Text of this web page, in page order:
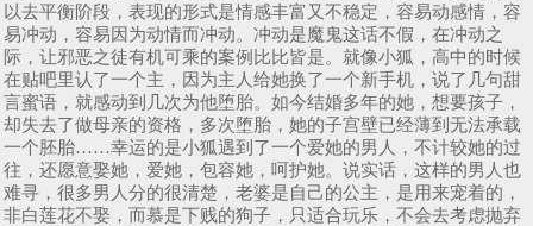
以去平衡阶段，表现的形式是情感丰富又不稳定，容易动感情，容
易冲动，容易因为动情而冲动。冲动是魔鬼这话不假，在冲动之
际，让邪恶之徒有机可乘的案例比比皆是。就像小狐，高中的时候
在贴吧里认了一个主，因为主人给她换了一个新手机，说了几句甜
言蜜语，就感动到几次为他堕胎。如今结婚多年的她，想要孩子，
却失去了做母亲的资格，多次堕胎，她的子宫壁已经薄到无法承载
一个胚胎……幸运的是小狐遇到了一个爱她的男人，不计较她的过
往，还愿意娶她，爱她，包容她，呵护她。说实话，这样的男人也
难寻，很多男人分的很清楚，老婆是自己的公主，是用来宠着的，
非白莲花不娶，而慕是下贱的狗子，只适合玩乐，不会去考虑抛弃